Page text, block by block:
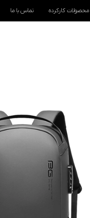
محصولات کارکرده تماس با ما